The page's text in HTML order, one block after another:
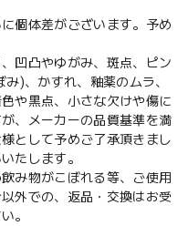
個体差がございます。予め
凹凸やゆがみ、斑点、ピン
)、かすれ、釉薬のムラ、
や黒点、小さな欠けや傷に
、メーカーの品質基準を満
として予めご了承頂きまし
たします。
み物がこぼれる等、ご使用
外での、返品・交換はお受
。